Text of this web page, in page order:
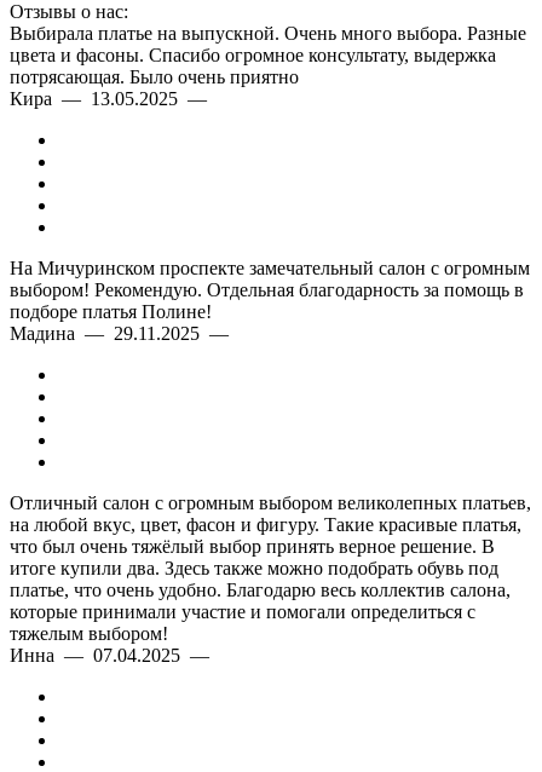
Отзывы о нас:
Выбирала платье на выпускной. Очень много выбора. Разные
цвета и фасоны. Спасибо огромное консультату, выдержка
потрясающая. Было очень приятно
Кира — 13.05.2025 —
На Мичуринском проспекте замечательный салон с огромным
выбором! Рекомендую. Отдельная благодарность за помощь в
подборе платья Полине!
Мадина — 29.11.2025 —
Отличный салон с огромным выбором великолепных платьев,
на любой вкус, цвет, фасон и фигуру. Такие красивые платья,
что был очень тяжёлый выбор принять верное решение. В
итоге купили два. Здесь также можно подобрать обувь под
платье, что очень удобно. Благодарю весь коллектив салона,
которые принимали участие и помогали определиться с
тяжелым выбором!
Инна — 07.04.2025 —